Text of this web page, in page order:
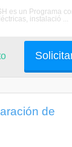
es un Programa
instalació ...
de